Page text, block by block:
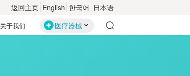
返回主页 English 한국어 日本语
关于我们 医疗器械